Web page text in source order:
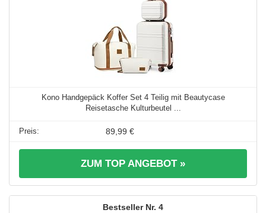
Kono Handgepäck Koffer Set 4 Teilig mit Beautycase
Reisetasche Kulturbeutel ...
89,99 €
ZUM TOP ANGEBOT »
4